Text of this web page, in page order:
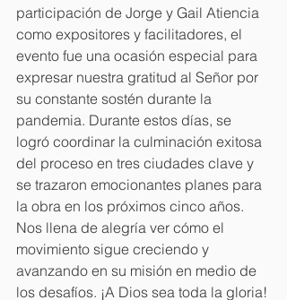
participación de Jorge y Gail Atiencia
como expositores y facilitadores, el
evento fue una ocasión especial para
expresar nuestra gratitud al Señor por
su constante sostén durante la
pandemia. Durante estos días, se
logró coordinar la culminación exitosa
del proceso en tres ciudades clave y
se trazaron emocionantes planes para
la obra en los próximos cinco años.
Nos llena de alegría ver cómo el
movimiento sigue creciendo y
avanzando en su misión en medio de
los desafíos. ¡A Dios sea toda la gloria!